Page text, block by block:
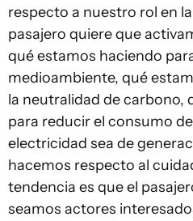
respecto a nuestro rol en
pasajero quiere que
qué estamos haciendo
medioambiente, qué
la neutralidad de carbono,
para reducir el consumo
electricidad sea de
hacemos respecto al
tendencia es que el
seamos actores